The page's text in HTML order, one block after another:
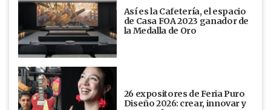
Así es la Cafetería, el espacio
de Casa FOA 2023 ganador de
la Medalla de Oro
26 expositores de Feria Puro
Diseño 2026: crear, innovar y